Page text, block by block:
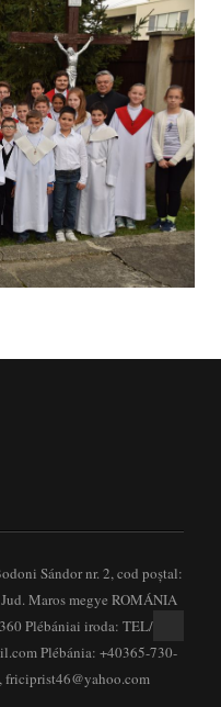
Sándor nr. 2, cod poștal:
Maros megye ROMÁNIA
Plébániai iroda: TEL/FAX:
Plébánia: +40365-730-